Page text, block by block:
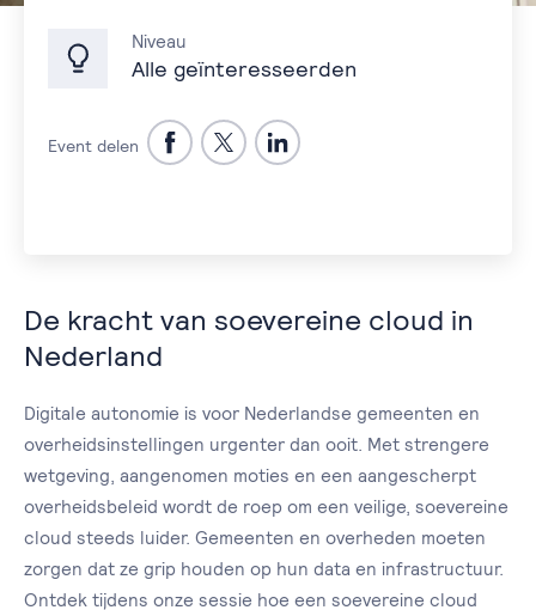
Niveau
Alle geïnteresseerden
Event delen
De kracht van soevereine cloud in
Nederland
Digitale autonomie is voor Nederlandse gemeenten en
overheidsinstellingen urgenter dan ooit. Met strengere
wetgeving, aangenomen moties en een aangescherpt
overheidsbeleid wordt de roep om een veilige, soevereine
cloud steeds luider. Gemeenten en overheden moeten
zorgen dat ze grip houden op hun data en infrastructuur.
Ontdek tijdens onze sessie hoe een soevereine cloud